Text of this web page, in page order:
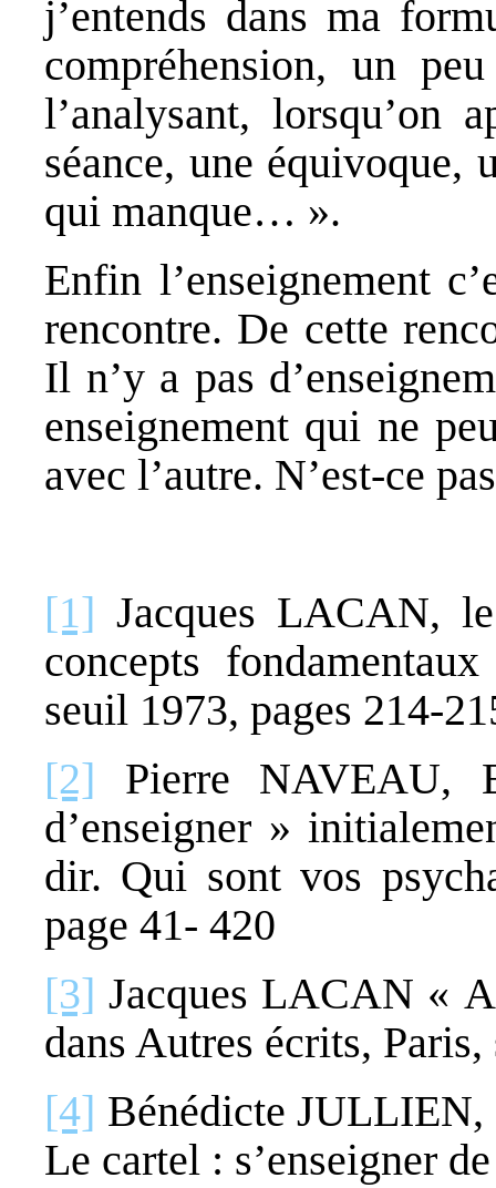
j’entends dans ma
compréhension, un
l’analysant, lorsqu’on
séance, une équivoque,
qui manque… ».
Enfin l’enseignement
rencontre. De cette
Il n’y a pas
enseignement qui ne
avec l’autre. N’est-ce
[1] Jacques LACAN,
concepts
seuil 1973, pages 214-
[2] Pierre NAVEAU,
d’enseigner »
dir. Qui sont vos
page 41- 420
[3] Jacques LACAN «
dans Autres écrits,
[4] Bénédicte JULLIEN,
Le cartel : s’enseigner